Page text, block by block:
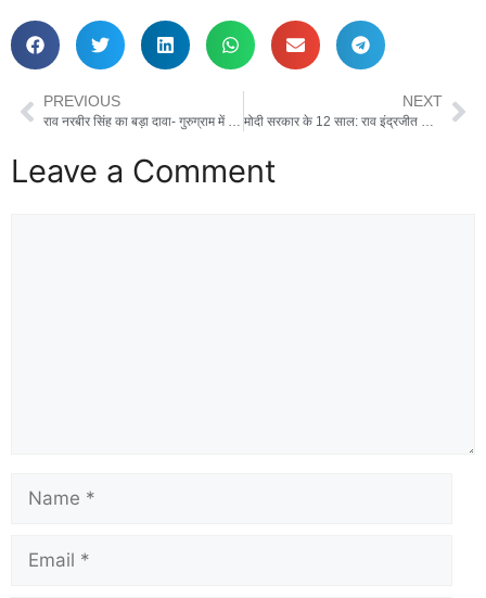
PREVIOUS
राव नरबीर सिंह का बड़ा दावा- गुरुग्राम में जलभराव से राहत
NEXT
मोदी सरकार के 12 साल: राव इंद्रजीत सिंह ने गिनाईं बड़ी उपलब्धियां
Leave a Comment